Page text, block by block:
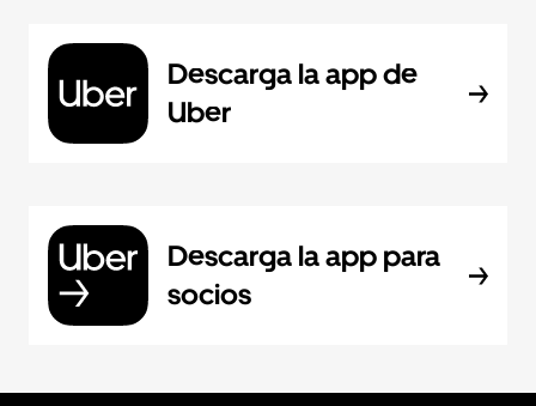
Descarga la app de
Uber
Descarga la app para
socios